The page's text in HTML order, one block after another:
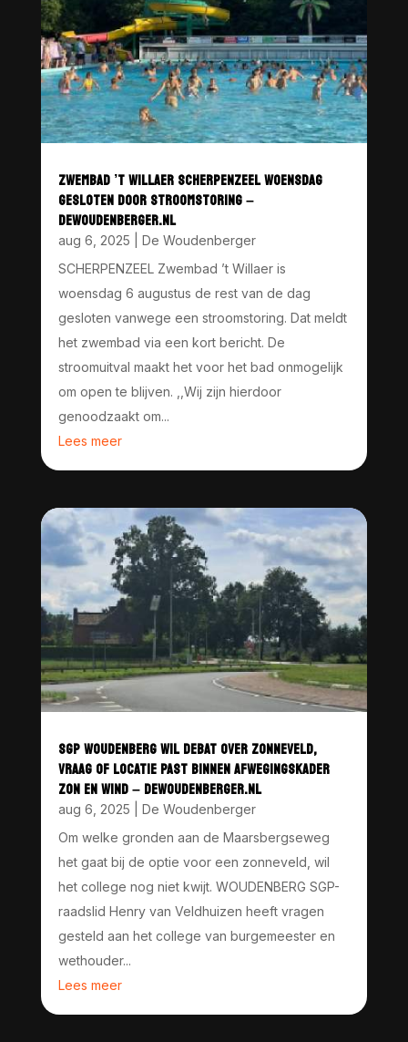
ZWEMBAD ’T WILLAER SCHERPENZEEL WOENSDAG
GESLOTEN DOOR STROOMSTORING –
DEWOUDENBERGER.NL
aug 6, 2025
De Woudenberger
SCHERPENZEEL Zwembad ’t Willaer is
woensdag 6 augustus de rest van de dag
gesloten vanwege een stroomstoring. Dat meldt
het zwembad via een kort bericht. De
stroomuitval maakt het voor het bad onmogelijk
om open te blijven. ,,Wij zijn hierdoor
genoodzaakt om...
Lees meer
SGP WOUDENBERG WIL DEBAT OVER ZONNEVELD,
VRAAG OF LOCATIE PAST BINNEN AFWEGINGSKADER
ZON EN WIND – DEWOUDENBERGER.NL
aug 6, 2025
De Woudenberger
Om welke gronden aan de Maarsbergseweg
het gaat bij de optie voor een zonneveld, wil
het college nog niet kwijt. WOUDENBERG SGP-
raadslid Henry van Veldhuizen heeft vragen
gesteld aan het college van burgemeester en
wethouder...
Lees meer